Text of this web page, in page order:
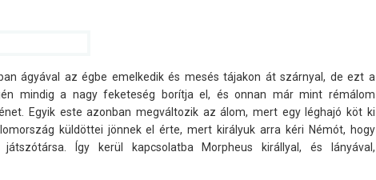
ágyával az égbe emelkedik és mesés tájakon át szárnyal, de ezt a
mindig a nagy feketeség borítja el, és onnan már mint rémálom
Egyik este azonban megváltozik az álom, mert egy léghajó köt ki
küldöttei jönnek el érte, mert királyuk arra kéri Némót, hogy
játszótársa. Így kerül kapcsolatba Morpheus királlyal, és lányával,